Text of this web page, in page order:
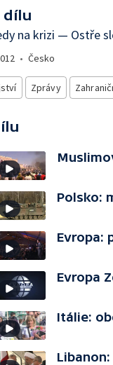
dílu
na krizi — Ostře
• Česko
Zprávy
Polsko:
Evropa:
Evropa
Itálie: